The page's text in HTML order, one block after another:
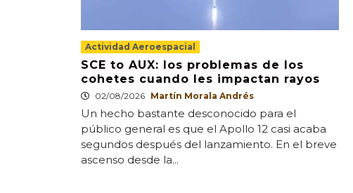
Actividad Aeroespacial
SCE to AUX: los problemas de los
cohetes cuando les impactan rayos
02/08/2026 Martín Morala Andrés
Un hecho bastante desconocido para el
público general es que el Apollo 12 casi acaba
segundos después del lanzamiento. En el breve
ascenso desde la...